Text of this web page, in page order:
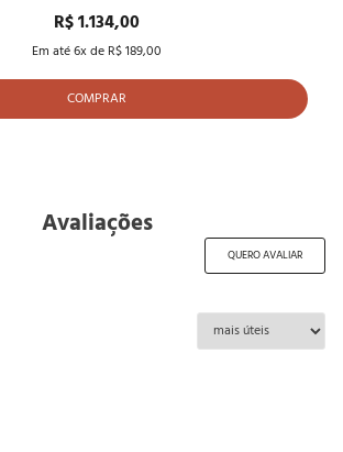
R$ 1.134,00
Em até6x de R$ 189,00
COMPRAR
Avaliações
QUERO AVALIAR